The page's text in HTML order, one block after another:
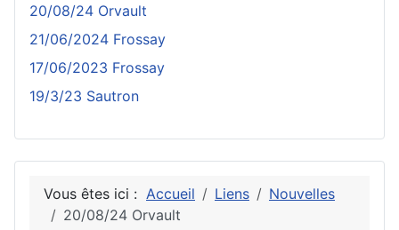
20/08/24 Orvault
21/06/2024 Frossay
17/06/2023 Frossay
19/3/23 Sautron
Vous êtes ici : Accueil Liens
Nouvelles
20/08/24 Orvault